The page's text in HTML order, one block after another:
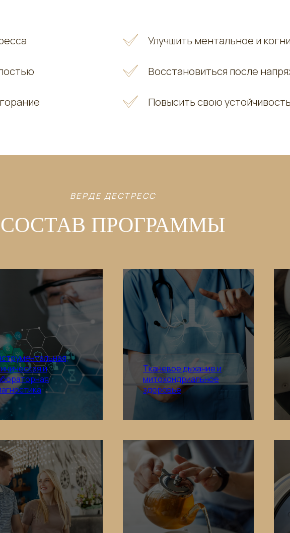
Улучшить ментальное и
Восстановиться после
Повысить свою
ВЕРДЕ ДЕСТРЕСС
СОСТАВ ПРОГРАММЫ
и
Подробнее
Тканевое дыхание и
митохондриальное
здоровье
Подробнее